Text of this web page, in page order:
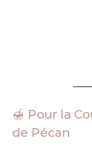
🍯 Pour la
de Pécan